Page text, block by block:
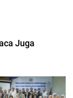
Juga